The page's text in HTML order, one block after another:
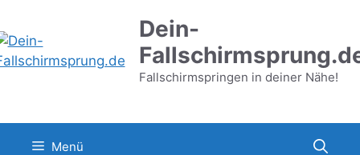
Inhalt
springen
Dein-
Fallschirmspringen in deiner Nähe!
Menü